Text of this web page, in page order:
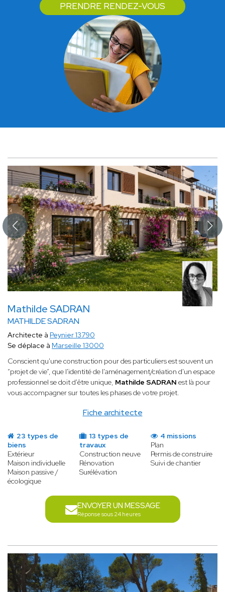
PRENDRE RENDEZ-VOUS
Mathilde SADRAN
MATHILDE SADRAN
Fiche architecte
Architecte à Peynier 13790
Se déplace à Marseille 13000
Conscient qu'une construction pour des particuliers est souvent un
“projet de vie”, que l'identité de l'aménagement/création d'un espace
professionnel se doit d'être unique, Mathilde SADRAN est là pour
vous accompagner sur toutes les phases de votre projet.
23 types de
biens
Extérieur
Maison individuelle
Maison passive /
écologique
13 types de
travaux
Construction neuve
Rénovation
Surélévation
4 missions
Plan
Permis de construire
Suivi de chantier
ENVOYER UN MESSAGE
Réponse sous 24 heures